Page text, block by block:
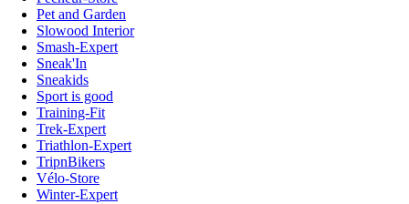
Pet and Garden
Slowood Interior
Smash-Expert
Sneak'In
Sneakids
Sport is good
Training-Fit
Trek-Expert
Triathlon-Expert
TripnBikers
Vélo-Store
Winter-Expert